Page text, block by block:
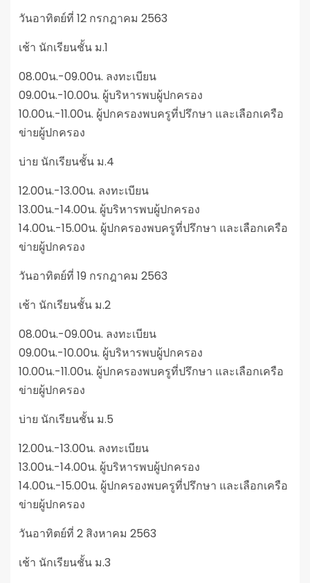
วันอาทิตย์ที่ 12 กรกฎาคม 2563
เช้า นักเรียนชั้น ม.1
08.00น.-09.00น. ลงทะเบียน
09.00น.-10.00น. ผู้บริหารพบผู้ปกครอง
10.00น.-11.00น. ผู้ปกครองพบครูที่ปรึกษา และเลือกเครือ
ข่ายผู้ปกครอง
บ่าย นักเรียนชั้น ม.4
12.00น.-13.00น. ลงทะเบียน
13.00น.-14.00น. ผู้บริหารพบผู้ปกครอง
14.00น.-15.00น. ผู้ปกครองพบครูที่ปรึกษา และเลือกเครือ
ข่ายผู้ปกครอง
วันอาทิตย์ที่ 19 กรกฎาคม 2563
เช้า นักเรียนชั้น ม.2
08.00น.-09.00น. ลงทะเบียน
09.00น.-10.00น. ผู้บริหารพบผู้ปกครอง
10.00น.-11.00น. ผู้ปกครองพบครูที่ปรึกษา และเลือกเครือ
ข่ายผู้ปกครอง
บ่าย นักเรียนชั้น ม.5
12.00น.-13.00น. ลงทะเบียน
13.00น.-14.00น. ผู้บริหารพบผู้ปกครอง
14.00น.-15.00น. ผู้ปกครองพบครูที่ปรึกษา และเลือกเครือ
ข่ายผู้ปกครอง
วันอาทิตย์ที่ 2 สิงหาคม 2563
เช้า นักเรียนชั้น ม.3